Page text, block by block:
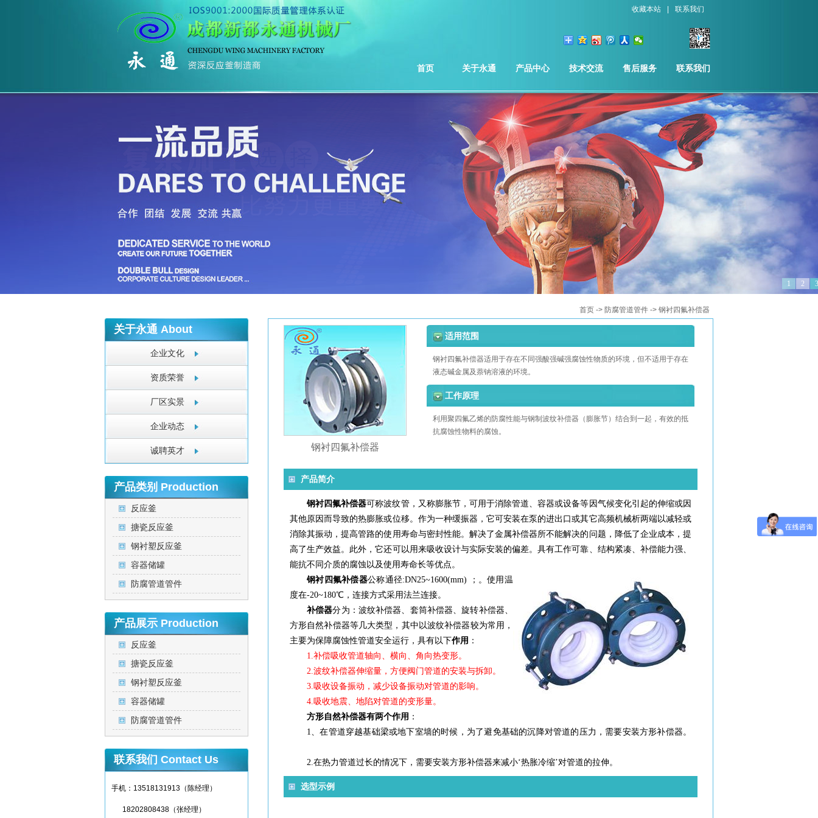
收藏本站 联系我们
首页 关于永通 产品中心 技术交流 售后服务 联系我们
1 2 3
首页 -> 防腐管道管件 -> 钢衬四氟补偿器
钢衬四氟补偿器
适用范围
钢衬四氟补偿器适用于存在不同强酸强碱强腐蚀性物质的环境，但不适用于存在
液态碱金属及萘钠溶液的环境。
工作原理
利用聚四氟乙烯的防腐性能与钢制波纹补偿器（膨胀节）结合到一起，有效的抵
抗腐蚀性物料的腐蚀。
产品简介
钢衬四氟补偿器可称波纹管，又称膨胀节，可用于消除管道、容器或设备等因气候变化引起的伸缩或因
其他原因而导致的热膨胀或位移。作为一种缓振器，它可安装在泵的进出口或其它高频机械析两端以减轻或
消除其振动，提高管路的使用寿命与密封性能。解决了金属补偿器所不能解决的问题，降低了企业成本，提
高了生产效益。此外，它还可以用来吸收设计与实际安装的偏差。具有工作可靠、结构紧凑、补偿能力强、
能抗不同介质的腐蚀以及使用寿命长等优点。
钢衬四氟补偿器公称通径:DN25~1600(mm) ；。使用温
度在-20~180℃，连接方式采用法兰连接。
补偿器分为：波纹补偿器、套筒补偿器、旋转补偿器、
方形自然补偿器等几大类型，其中以波纹补偿器较为常用，
主要为保障腐蚀性管道安全运行，具有以下作用 ：
1.补偿吸收管道轴向、横向、角向热变形。
2.波纹补偿器伸缩量，方便阀门管道的安装与拆卸。
3.吸收设备振动，减少设备振动对管道的影响。
4.吸收地震、地陷对管道的变形量。
方形自然补偿器有两个作用 ：
1、在管道穿越基础梁或地下室墙的时候，为了避免基础的沉降对管道的压力，需要安装方形补偿器。
2.在热力管道过长的情况下，需要安装方形补偿器来减小‘热胀冷缩’对管道的拉伸。
选型示例
关于永通 About
企业文化
资质荣誉
厂区实景
企业动态
诚聘英才
产品类别 Production
反应釜
搪瓷反应釜
钢衬塑反应釜
容器储罐
防腐管道管件
产品展示 Production
反应釜
搪瓷反应釜
钢衬塑反应釜
容器储罐
防腐管道管件
联系我们 Contact Us
手机：13518131913（陈经理）
18202808438（张经理）